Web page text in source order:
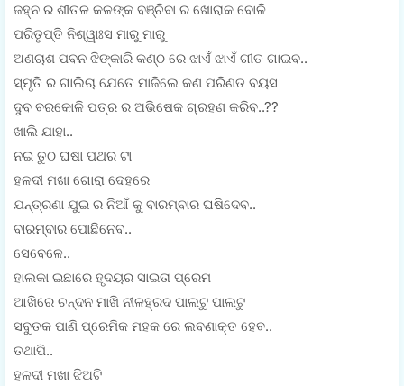
ଜହ୍ନ ର ଶୀତଳ କଳଙ୍କ ବଞ୍ଚିବା ର ଖୋରାକ ବୋଳି
ପରିତୃପ୍ତି ନିଶ୍ୱାଃସ ମାରୁ ମାରୁ
ଅଣଚାଶ ପବନ ଝିଙ୍କାରି କଣ୍ଠ ରେ ଝାଏଁ ଝାଏଁ ଗୀତ ଗାଇବ..
ସ୍ମୃତି ର ଗାଲିଚା ଯେତେ ମାଜିଲେ କଣ ପରିଣତ ବୟସ
ଦୁବ ବରକୋଳି ପତ୍ର ର ଅଭିଷେକ ଗ୍ରହଣ କରିବ..??
ଖାଲି ଯାହା..
ନଇ ତୁଠ ଘଷା ପଥର ଟା
ହଳଦୀ ମଖା ଗୋରା ଦେହରେ
ଯନ୍ତ୍ରଣା ଯୁଇ ର ନିଆଁ କୁ ବାରମ୍ବାର ଘଷିଦେବ..
ବାରମ୍ବାର ପୋଛିନେବ..
ସେବେଳେ..
ହାଲକା ଇଛାରେ ହୃଦୟର ସାଇତା ପ୍ରେମ
ଆଖିରେ ଚନ୍ଦନ ମାଖି ନୀଳହ୍ରଦ ପାଲଟୁ ପାଲଟୁ
ସବୁତକ ପାଣି ପ୍ରେମିକ ମହକ ରେ ଲବଣାକ୍ତ ହେବ..
ତଥାପି..
ହଳଦୀ ମଖା ଝିଅଟି